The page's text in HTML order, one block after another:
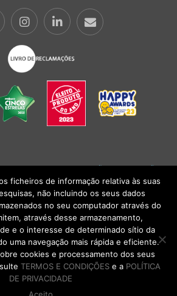
|TERMOS E CONDIÇÕESlCONDIÇÕES
Oculista, SA 2026. Todos os direitos reservados.
ficheiros de informação relativa às suas
não incluindo os seus dados
no seu computador através do
através desse armazenamento,
e o interesse de determinado sítio da
uma navegação mais rápida e eficiente.
cookies e processamento dos seus
TERMOS E CONDIÇÕESe a POLÍTICA
DE PRIVACIDADE